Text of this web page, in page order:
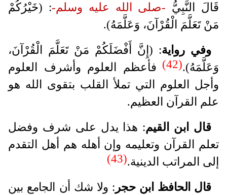
قَالَ النَّبِيُّ -صلى الله عليه وسلم-: (خَيْرُكُمْ
مَنْ تَعَلَّمَ الْقُرْآنَ، وَعَلَّمَهُ).
وفي رواية: (إِنَّ أَفْضَلَكُمْ مَنْ تَعَلَّمَ الْقُرْآنَ،
وَعَلَّمَهُ).(42)
فأعظم العلوم وأشرف العلوم
وأجل العلوم التي تملأ القلب بتقوى الله هو
علم القرآن العظيم.
قال ابن القيم: هذا يدل على شرف وفضل
تعلم القرآن وتعليمه وإن أهله هم أهل التقدم
إلى المراتب الدينية.(43)
قال الحافظ ابن حجر : ولا شك أن الجامع بين